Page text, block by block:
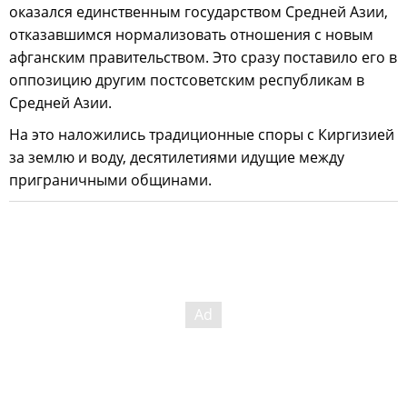
оказался единственным государством Средней Азии,
отказавшимся нормализовать отношения с новым
афганским правительством. Это сразу поставило его в
оппозицию другим постсоветским республикам в
Средней Азии.
На это наложились традиционные споры с Киргизией
за землю и воду, десятилетиями идущие между
приграничными общинами.